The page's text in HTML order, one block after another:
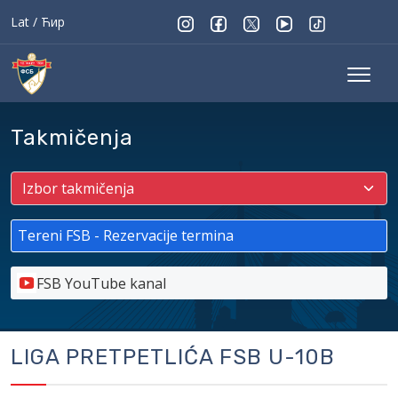
Lat / Ћир
Takmičenja
Tereni FSB - Rezervacije termina
FSB YouTube kanal
LIGA PRETPETLIĆA FSB U-10B